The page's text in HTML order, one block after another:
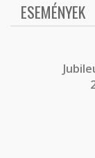
ESEMÉNYEK
J